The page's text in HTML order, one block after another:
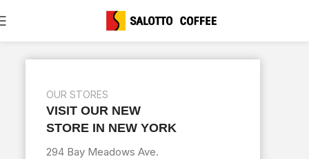
OUR STORES
VISIT OUR NEW
STORE IN NEW YORK
294 Bay Meadows Ave.